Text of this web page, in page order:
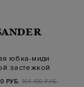
юбка-миди
застежкой
РУБ. 104 100 РУБ.